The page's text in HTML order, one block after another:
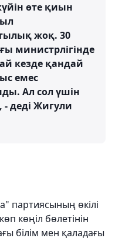
өте қиын
жоқ. 30
министрлігінде
кезде қандай
емес
Ал сол үшін
деді Жигули
партиясының өкілі
көңіл бөлетінін
білім мен қаладағы